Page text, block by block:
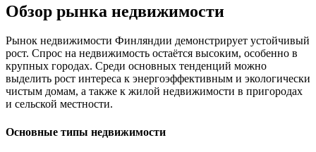
Обзор рынка недвижимости
Рынок недвижимости Финляндии демонстрирует устойчивый
рост. Спрос на недвижимость остаётся высоким, особенно в
крупных городах. Среди основных тенденций можно
выделить рост интереса к энергоэффективным и экологически
чистым домам, а также к жилой недвижимости в пригородах
и сельской местности.
Основные типы недвижимости